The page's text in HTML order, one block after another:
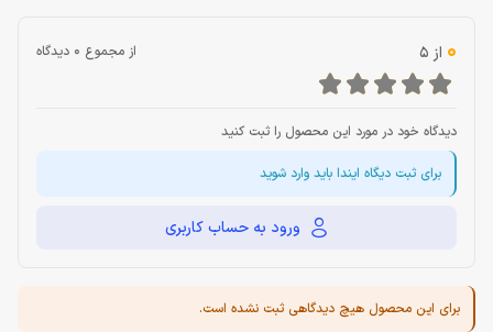
0 از 5 از مجموع 0 دیدگاه
دیدگاه خود در مورد این محصول را ثبت کنید
برای ثبت دیگاه ایندا باید وارد شوید
ورود به حساب کاربری
برای این محصول هیچ دیدگاهی ثبت نشده است.